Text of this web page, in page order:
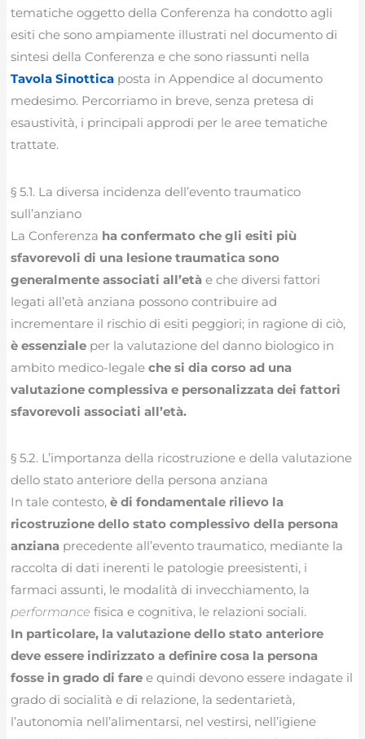
tematiche oggetto della Conferenza ha condotto agli
esiti che sono ampiamente illustrati nel documento di
sintesi della Conferenza e che sono riassunti nella
Tavola Sinottica posta in Appendice al documento
medesimo. Percorriamo in breve, senza pretesa di
esaustività, i principali approdi per le aree tematiche
trattate.
§ 5.1. La diversa incidenza dell’evento traumatico
sull’anziano
La Conferenza ha confermato che gli esiti più
sfavorevoli di una lesione traumatica sono
generalmente associati all’età e che diversi fattori
legati all’età anziana possono contribuire ad
incrementare il rischio di esiti peggiori; in ragione di ciò,
è essenziale per la valutazione del danno biologico in
ambito medico-legaleche si dia corso ad una
valutazione complessiva e personalizzata dei fattori
sfavorevoli associati all’età.
§ 5.2. L’importanza della ricostruzione e della valutazione
dello stato anteriore della persona anziana
In tale contesto, è di fondamentale rilievo la
ricostruzione dello stato complessivo della persona
anziana precedente all’evento traumatico, mediante la
raccolta di dati inerenti le patologie preesistenti, i
farmaci assunti, le modalità di invecchiamento, la
performance fisica e cognitiva, le relazioni sociali.
In particolare, la valutazione dello stato anteriore
deve essere indirizzato a definire cosa la persona
fosse in grado di fare e quindi devono essere indagate il
grado di socialità e di relazione, la sedentarietà,
l’autonomia nell’alimentarsi, nel vestirsi, nell’igiene